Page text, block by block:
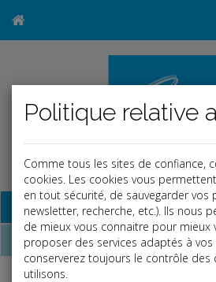
Base documentaire
Dossiers
Comme tous les sites de confiance,
cookies. Les cookies vous
en tout sécurité, de sauvegarder vos
newsletter, recherche, etc.). Ils nous
de mieux vous connaitre pour mieux
proposer des services adaptés à vos
conserverez toujours le contrôle des
utilisons.